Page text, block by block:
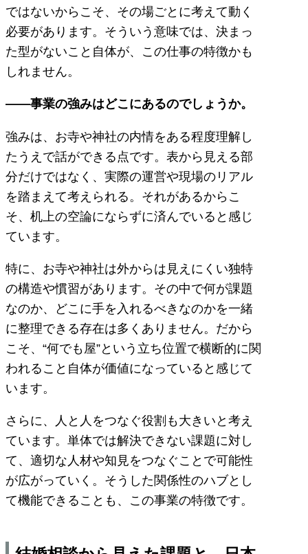
ではないからこそ、その場ごとに考えて動く
必要があります。そういう意味では、決まっ
た型がないこと自体が、この仕事の特徴かも
しれません。
――事業の強みはどこにあるのでしょうか。
強みは、お寺や神社の内情をある程度理解し
たうえで話ができる点です。表から見える部
分だけではなく、実際の運営や現場のリアル
を踏まえて考えられる。それがあるからこ
そ、机上の空論にならずに済んでいると感じ
ています。
特に、お寺や神社は外からは見えにくい独特
の構造や慣習があります。その中で何が課題
なのか、どこに手を入れるべきなのかを一緒
に整理できる存在は多くありません。だから
こそ、“何でも屋”という立ち位置で横断的に関
われること自体が価値になっていると感じて
います。
さらに、人と人をつなぐ役割も大きいと考え
ています。単体では解決できない課題に対し
て、適切な人材や知見をつなぐことで可能性
が広がっていく。そうした関係性のハブとし
て機能できることも、この事業の特徴です。